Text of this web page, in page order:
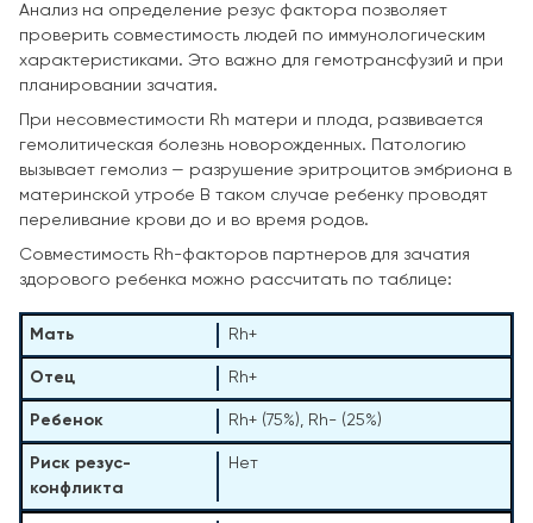
Анализ на определение резус фактора позволяет
проверить совместимость людей по иммунологическим
характеристиками. Это важно для гемотрансфузий и при
планировании зачатия.
При несовместимости Rh матери и плода, развивается
гемолитическая болезнь новорожденных. Патологию
вызывает гемолиз — разрушение эритроцитов эмбриона в
материнской утробе В таком случае ребенку проводят
переливание крови до и во время родов.
Совместимость Rh-факторов партнеров для зачатия
здорового ребенка можно рассчитать по таблице:
Rh+
Rh+
Rh+ (75%), Rh- (25%)
Нет